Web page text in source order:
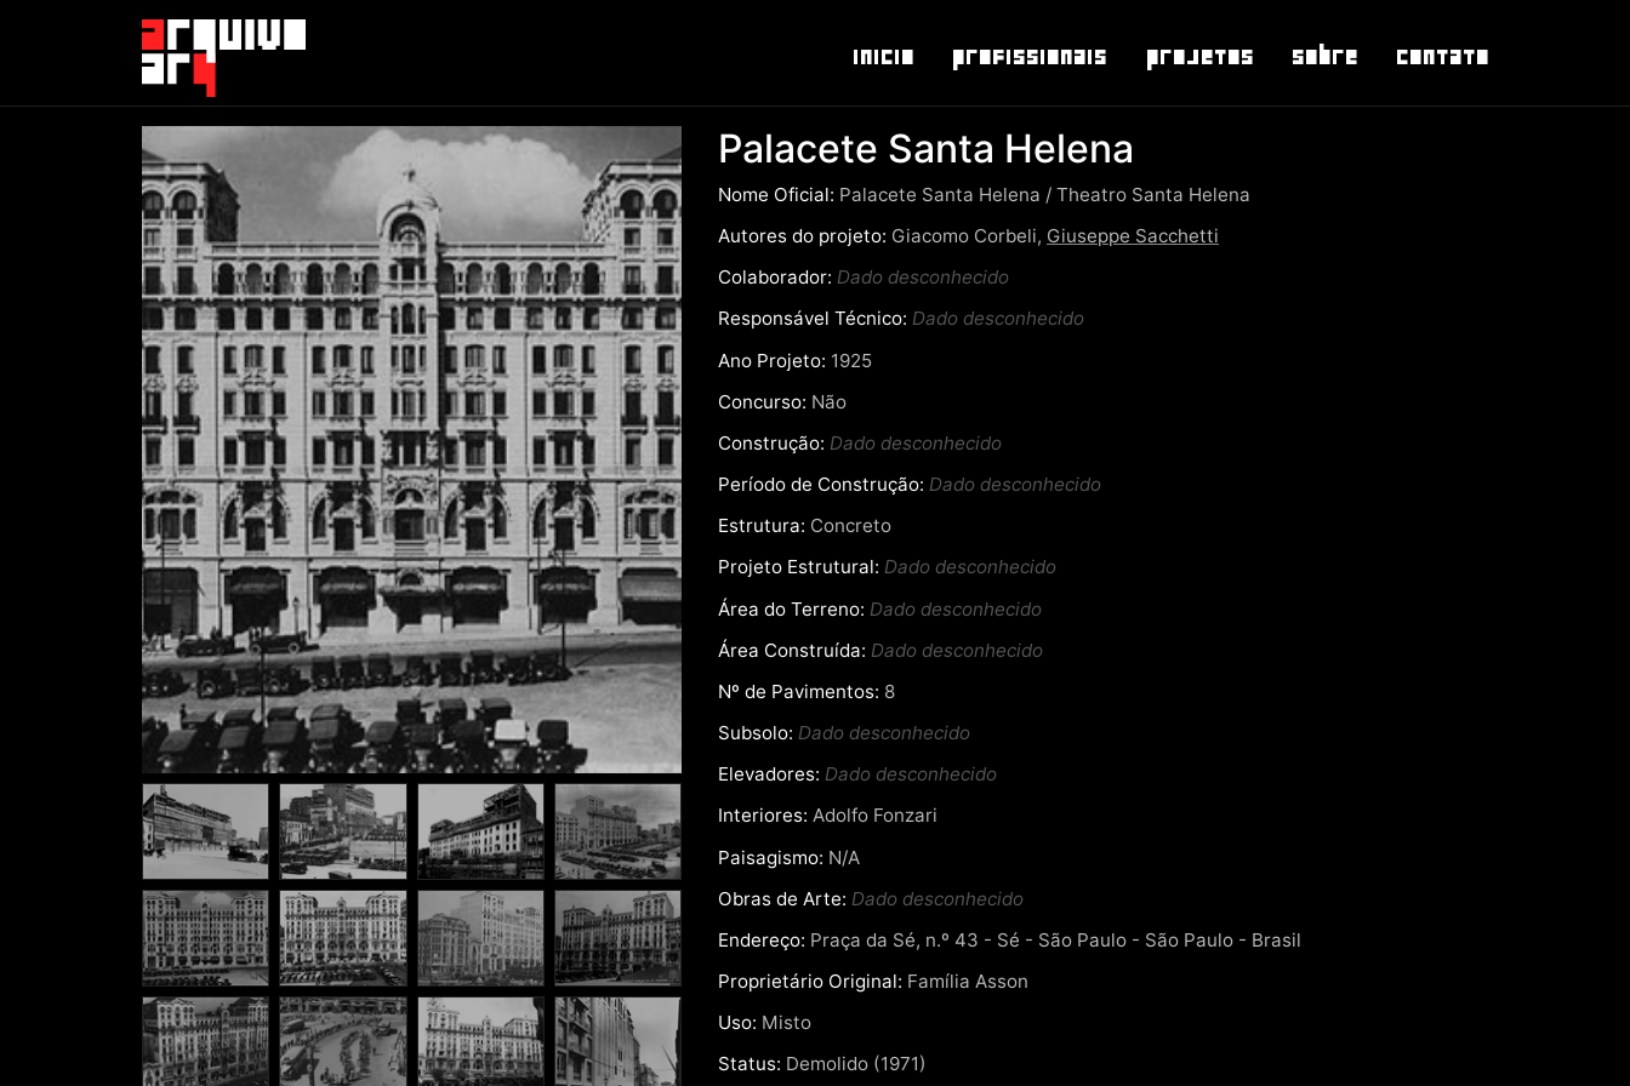
Inicio Profissionais Projetos Sobre Contato
Palacete Santa Helena
Nome Oficial: Palacete Santa Helena / Theatro Santa Helena
Autores do projeto: Giacomo Corbeli, Giuseppe Sacchetti
Colaborador: Dado desconhecido
Responsável Técnico: Dado desconhecido
Ano Projeto: 1925
Concurso: Não
Construção: Dado desconhecido
Período de Construção: Dado desconhecido
Estrutura: Concreto
Projeto Estrutural: Dado desconhecido
Área do Terreno: Dado desconhecido
Área Construída: Dado desconhecido
Nº de Pavimentos: 8
Subsolo: Dado desconhecido
Elevadores: Dado desconhecido
Interiores: Adolfo Fonzari
Paisagismo: N/A
Obras de Arte: Dado desconhecido
Endereço: Praça da Sé, n.º 43 - Sé - São Paulo - São Paulo - Brasil
Proprietário Original: Família Asson
Uso: Misto
Status: Demolido (1971)